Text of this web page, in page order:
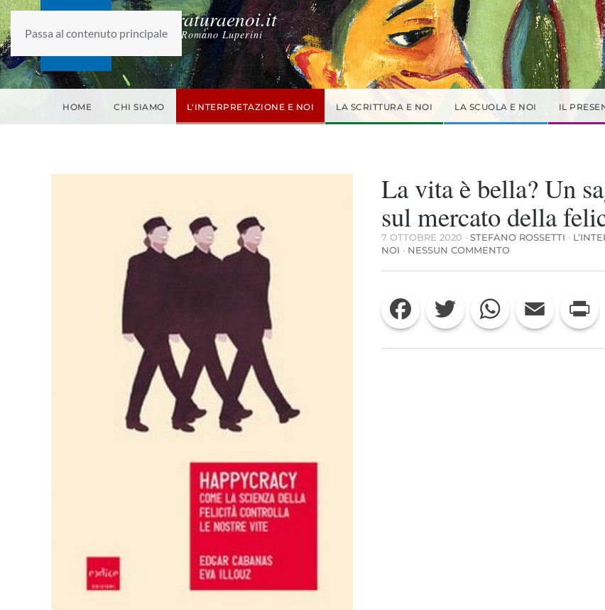
Passa al contenuto principale
laletteraturaenoi.it
fondato da Romano Luperini
HOME CHI SIAMO L'INTERPRETAZIONE E NOI LA SCRITTURA E NOI LA SCUOLA E NOI IL
La vita è bella? Un
sul mercato della
7 OTTOBRE 2020 · STEFANO ROSSETTI ·
NOI · NESSUN COMMENTOSU
VITA
BELLA?
SAGGIO
MERCATO
Facebook Twitter WhatsApp Email